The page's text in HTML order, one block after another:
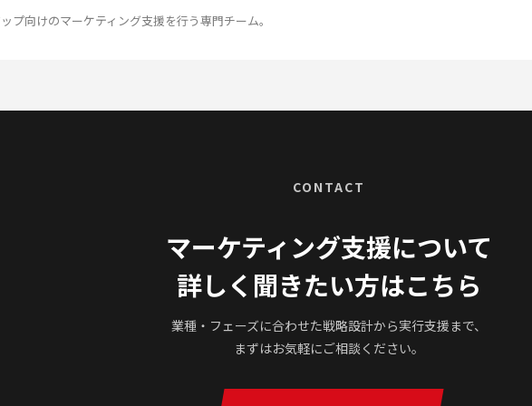
プ向けのマーケティング支援を行う専門チーム。
CONTACT
マーケティング支援について
詳しく聞きたい方はこちら
業種・フェーズに合わせた戦略設計から実行支援まで、
まずはお気軽にご相談ください。